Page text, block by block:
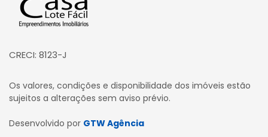
CRECI: 8123-J
Os valores, condições e disponibilidade dos imóveis estão
sujeitos a alterações sem aviso prévio.
Desenvolvido por GTW Agência